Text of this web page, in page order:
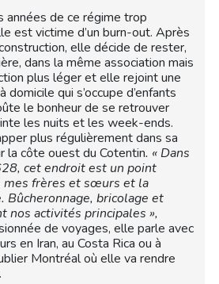
années de ce régime trop
est victime d’un burn-out. Après
elle décide de rester,
dans la même association mais
plus léger et elle rejoint une
qui s’occupe d’enfants
le bonheur de se retrouver
les nuits et les week-ends.
plus régulièrement dans sa
la côte ouest du Cotentin. « Dans
cet endroit est un point
mes frères et sœurs et la
Bûcheronnage, bricolage et
nos activités principales »,
de voyages, elle parle avec
en Iran, au Costa Rica ou à
Montréal où elle va rendre